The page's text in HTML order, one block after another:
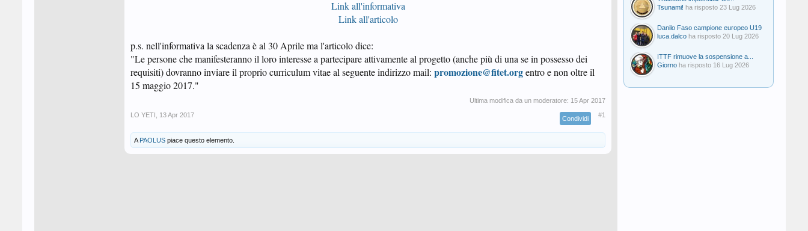
Link all'informativa
Link all'articolo
p.s. nell'informativa la scadenza è al 30 Aprile ma l'articolo dice:
"Le persone che manifesteranno il loro interesse a partecipare attivamente al progetto (anche più di una se in possesso dei
requisiti) dovranno inviare il proprio curriculum vitae al seguente indirizzo mail: promozione@fitet.orgentro e non oltre il
15 maggio 2017."​
Ultima modifica da un moderatore: 15 Apr 2017
LO YETI
13 Apr 2017 Condividi #1
A PAOLUS piace questo elemento.
Tsunami! ha risposto 23 Lug 2026
Danilo Faso campione europeo U19
luca.dalco ha risposto 20 Lug 2026
ITTF rimuove la sospensione a...
Giorno ha risposto 16 Lug 2026